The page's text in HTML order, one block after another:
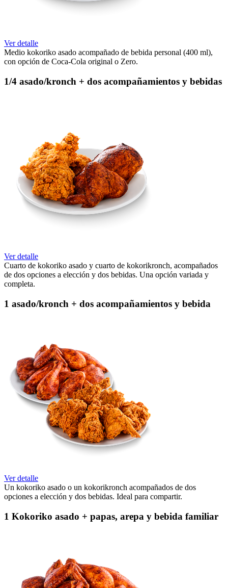
Ver detalle
Medio kokoriko asado acompañado de bebida personal (400 ml),
con opción de Coca-Cola original o Zero.
1/4 asado/kronch + dos acompañamientos y bebidas
Ver detalle
Cuarto de kokoriko asado y cuarto de kokorikronch, acompañados
de dos opciones a elección y dos bebidas. Una opción variada y
completa.
1 asado/kronch + dos acompañamientos y bebida
Ver detalle
Un kokoriko asado o un kokorikronch acompañados de dos
opciones a elección y dos bebidas. Ideal para compartir.
1 Kokoriko asado + papas, arepa y bebida familiar